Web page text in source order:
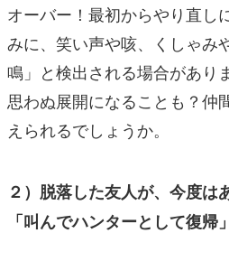
オーバー！最初からやり直し
みに、笑い声や咳、くしゃみ
鳴」と検出される場合があり
思わぬ展開になることも？仲
えられるでしょうか。
２）脱落した友人が、今度は
「叫んでハンターとして復帰